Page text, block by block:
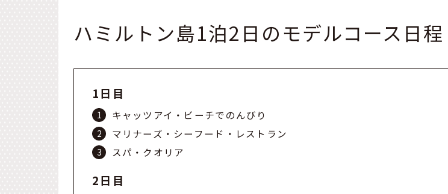
ハミルトン島1泊2日のモデルコース日程
1日目
キャッツアイ・ビーチでのんびり
マリナーズ・シーフード・レストラン
スパ・クオリア
2日目